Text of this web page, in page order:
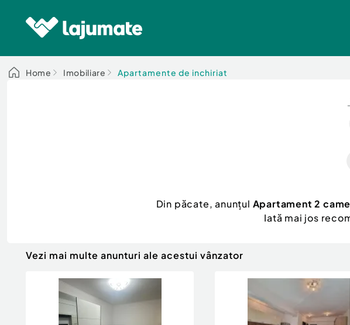
Home Imobiliare Apartamente de inchiriat
Din păcate, anunțul Apartament 2
Iată mai jos
Vezi mai multe anunturi ale acestui vânzator